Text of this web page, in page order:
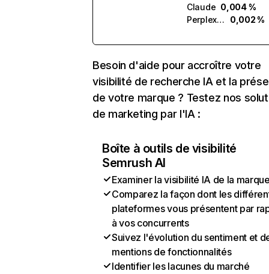
Claude 0,004 %
Perplexity
0,002 %
Besoin d'aide pour accroître votre
visibilité de recherche IA et la
de votre marque ? Testez nos
de marketing par l'IA :
Boîte à outils de visibilité
Semrush AI
Examiner la visibilité IA de la
Comparez la façon dont les
plateformes vous présentent par
à vos concurrents
Suivez l'évolution du sentiment et
mentions de fonctionnalités
Identifier les lacunes du marché